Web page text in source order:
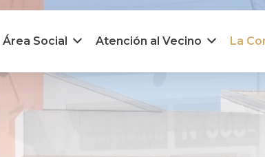
Área Social Atención al Vecino La